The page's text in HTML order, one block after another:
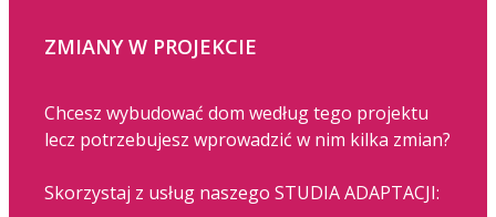
ZMIANY W PROJEKCIE
Chcesz wybudować dom według tego projektu
lecz potrzebujesz wprowadzić w nim kilka zmian?
Skorzystaj z usług naszego STUDIA ADAPTACJI: